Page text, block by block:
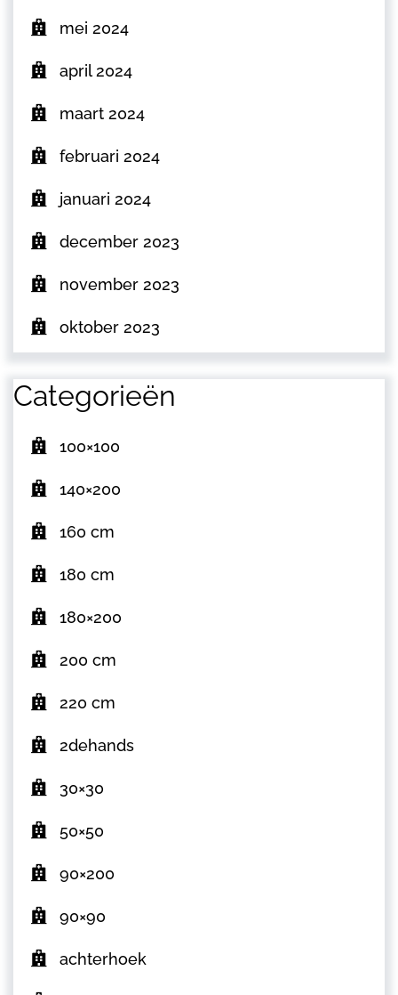
mei 2024
april 2024
maart 2024
februari 2024
januari 2024
december 2023
november 2023
oktober 2023
Categorieën
100×100
140×200
160 cm
180 cm
180×200
200 cm
220 cm
2dehands
30×30
50×50
90×200
90×90
achterhoek